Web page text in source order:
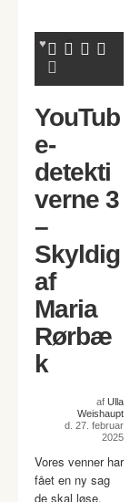
YouTub
e-
detekti
verne 3
–
Skyldig
af
Maria
Rørbæ
k
af Ulla
Weishaupt
d. 27. februar
2025
Vores venner har
fået en ny sag
de skal løse.